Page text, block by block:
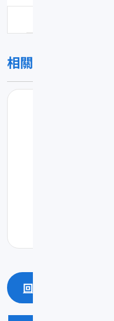
相關圖片
回上一頁